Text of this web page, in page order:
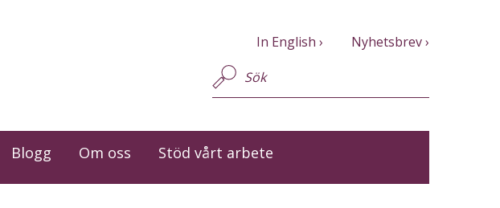
Blogg Om oss Stöd vårt arbete
In English Nyhetsbrev